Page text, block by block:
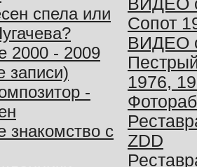
спела или
2000 - 2009
записи)
-
знакомство с
Сопот
ВИДЕО
1976,
ZDD